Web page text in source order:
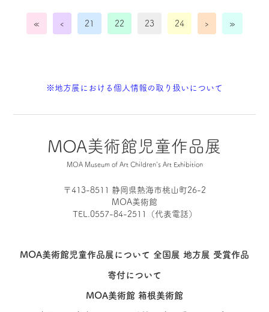
を目的として開催させていただいておりま
す。
« ‹ 21 22 23 24 › »
※地方展における個人情報の取り扱いについて
MOA美術館児童作品展
MOA Museum of Art Children's Art Exhibition
〒413-8511 静岡県熱海市桃山町26-2
MOA美術館
TEL.0557-84-2511（代表電話）
MOA美術館児童作品展について 全国展 地方展 受賞作品
寄付について
MOA美術館 箱根美術館